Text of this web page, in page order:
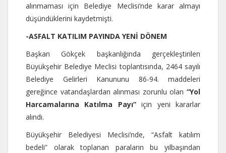
alınmaması için Belediye Meclisi’nde karar almayı
düşündüklerini kaydetmişti.
-ASFALT KATILIM PAYINDA YENİ DÖNEM
Başkan Gökçek başkanlığında gerçekleştirilen
Büyükşehir Belediye Meclisi toplantısında, 2464 sayılı
Belediye Gelirleri Kanununu 86-94. maddeleri
gereğince vatandaşlardan alınması zorunlu olan “Yol
Harcamalarına Katılma Payı”için yeni kararlar
alındı.
Büyükşehir Belediyesi Meclisi’nde, “Asfalt katılım
bedeli” olarak toplanan paraların bu yılbaşından